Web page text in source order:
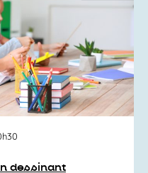
dessinant